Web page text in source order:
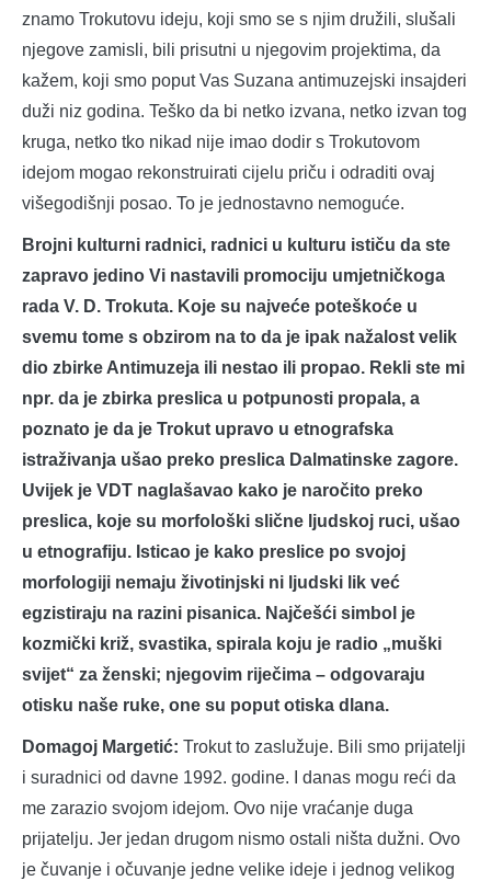
znamo Trokutovu ideju, koji smo se s njim družili, slušali
njegove zamisli, bili prisutni u njegovim projektima, da
kažem, koji smo poput Vas Suzana antimuzejski insajderi
duži niz godina. Teško da bi netko izvana, netko izvan tog
kruga, netko tko nikad nije imao dodir s Trokutovom
idejom mogao rekonstruirati cijelu priču i odraditi ovaj
višegodišnji posao. To je jednostavno nemoguće.
Brojni kulturni radnici, radnici u kulturu ističu da ste
zapravo jedino Vi nastavili promociju umjetničkoga
rada V. D. Trokuta. Koje su najveće poteškoće u
svemu tome s obzirom na to da je ipak nažalost velik
dio zbirke Antimuzeja ili nestao ili propao. Rekli ste mi
npr. da je zbirka preslica u potpunosti propala, a
poznato je da je Trokut upravo u etnografska
istraživanja ušao preko preslica Dalmatinske zagore.
Uvijek je VDT naglašavao kako je naročito preko
preslica, koje su morfološki slične ljudskoj ruci, ušao
u etnografiju. Isticao je kako preslice po svojoj
morfologiji nemaju životinjski ni ljudski lik već
egzistiraju na razini pisanica. Najčešći simbol je
kozmički križ, svastika, spirala koju je radio „muški
svijet“ za ženski; njegovim riječima – odgovaraju
otisku naše ruke, one su poput otiska dlana.
Domagoj Margetić: Trokut to zaslužuje. Bili smo prijatelji
i suradnici od davne 1992. godine. I danas mogu reći da
me zarazio svojom idejom. Ovo nije vraćanje duga
prijatelju. Jer jedan drugom nismo ostali ništa dužni. Ovo
je čuvanje i očuvanje jedne velike ideje i jednog velikog